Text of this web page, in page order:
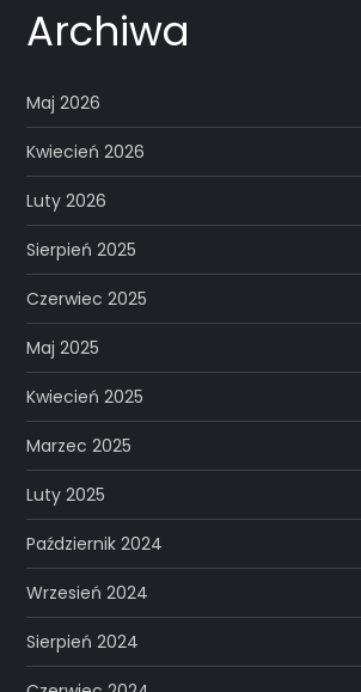
Archiwa
Maj 2026
Kwiecień 2026
Luty 2026
Sierpień 2025
Czerwiec 2025
Maj 2025
Kwiecień 2025
Marzec 2025
Luty 2025
Październik 2024
Wrzesień 2024
Sierpień 2024